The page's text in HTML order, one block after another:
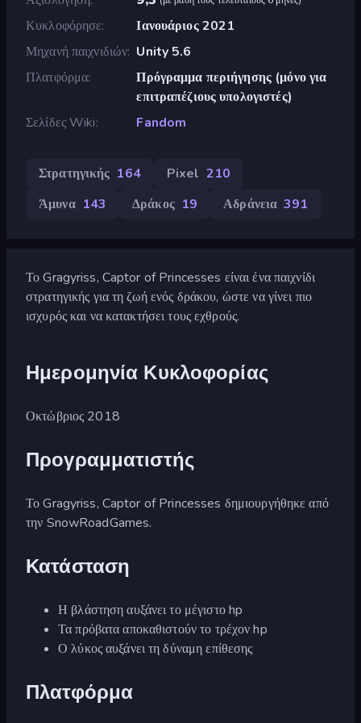
Κυκλοφόρησε
Ιανουάριος 2021
Μηχανή παιχνιδιών Unity 5.6
Πλατφόρμα
Πρόγραμμα περιήγησης (μόνο για
επιτραπέζιους υπολογιστές)
Σελίδες Wiki
Fandom
Στρατηγικής 164 Pixel 210
Άμυνα 143 Δράκος 19 Αδράνεια 391
Το Gragyriss, Captor of Princesses είναι ένα παιχνίδι
στρατηγικής για τη ζωή ενός δράκου, ώστε να γίνει πιο
ισχυρός και να κατακτήσει τους εχθρούς.
Ημερομηνία Κυκλοφορίας
Οκτώβριος 2018
Προγραμματιστής
Το Gragyriss, Captor of Princesses δημιουργήθηκε από
την SnowRoadGames.
Κατάσταση
Η βλάστηση αυξάνει το μέγιστο hp
Τα πρόβατα αποκαθιστούν το τρέχον hp
Ο λύκος αυξάνει τη δύναμη επίθεσης
Πλατφόρμα